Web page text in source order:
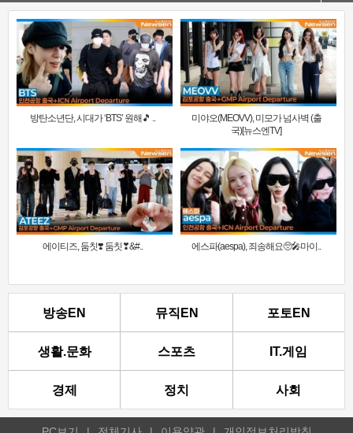
방탄소년단, 시대가 ‘BTS’ 원해🎵 ..
미야오(MEOVV), 미모가 넘사벽 (출
국)[뉴스엔TV]
에이티즈, 둠칫❣️ 둠칫❣&#.. 에스파(aespa), 죄송해요🥺🎤마이..
방송EN 뮤직EN 포토EN
생활.문화 스포츠 IT.게임
경제 정치 사회